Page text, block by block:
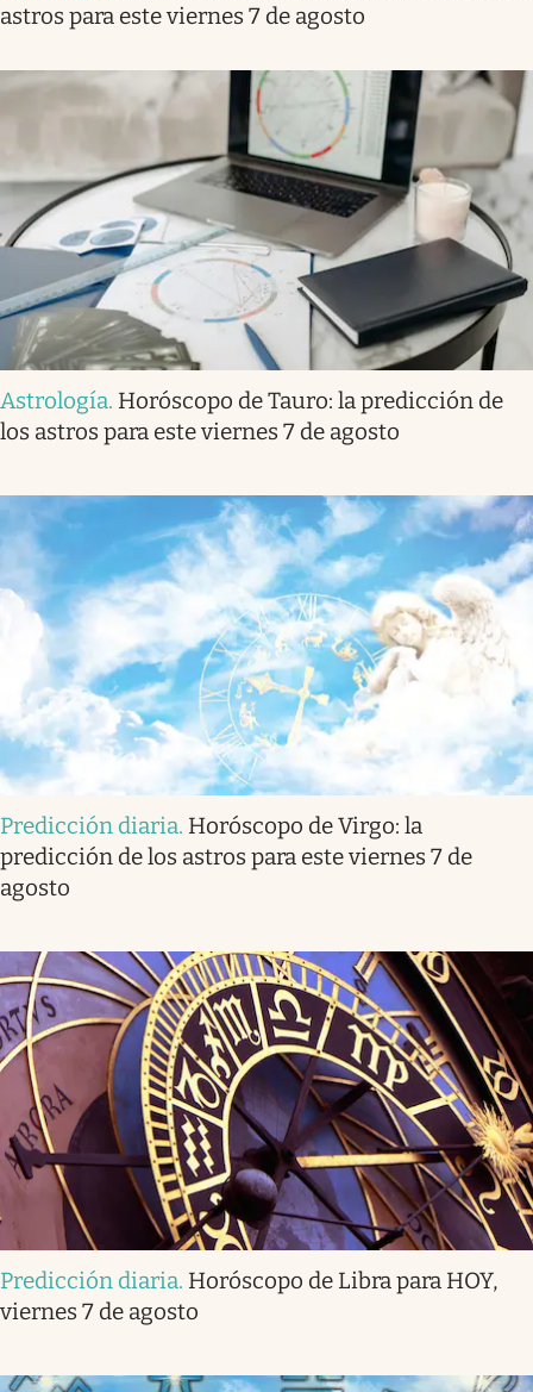
astros para este viernes 7 de agosto
Astrología. Horóscopo de Tauro: la predicción de
los astros para este viernes 7 de agosto
Predicción diaria. Horóscopo de Virgo: la
predicción de los astros para este viernes 7 de
agosto
Predicción diaria. Horóscopo de Libra para HOY,
viernes 7 de agosto